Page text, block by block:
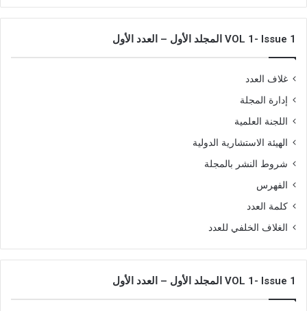
VOL 1- Issue 1 المجلد الأول – العدد الأول
غلاف العدد
إدارة المجلة
اللجنة العلمية
الهيئة الاستشارية الدولية
شروط النشر بالمجلة
الفهرس
كلمة العدد
الغلاف الخلفي للعدد
VOL 1- Issue 1 المجلد الأول – العدد الأول